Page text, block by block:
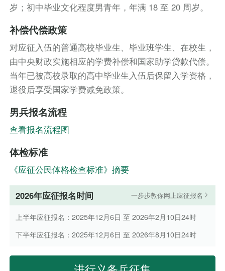
岁；初中毕业文化程度男青年，年满 18 至 20 周岁。
补偿代偿政策
对应征入伍的普通高校毕业生、毕业班学生、在校生，
由中央财政实施相应的学费补偿和国家助学贷款代偿。
当年已被高校录取的高中毕业生入伍后保留入学资格，
退役后享受国家学费减免政策。
男兵报名流程
查看报名流程图
体检标准
《应征公民体格检查标准》摘要
2026年应征报名时间 一步步教你网上应征报名
上半年应征报名：2025年12月6日 至 2026年2月10日24时
下半年应征报名：2025年12月6日 至 2026年8月10日24时